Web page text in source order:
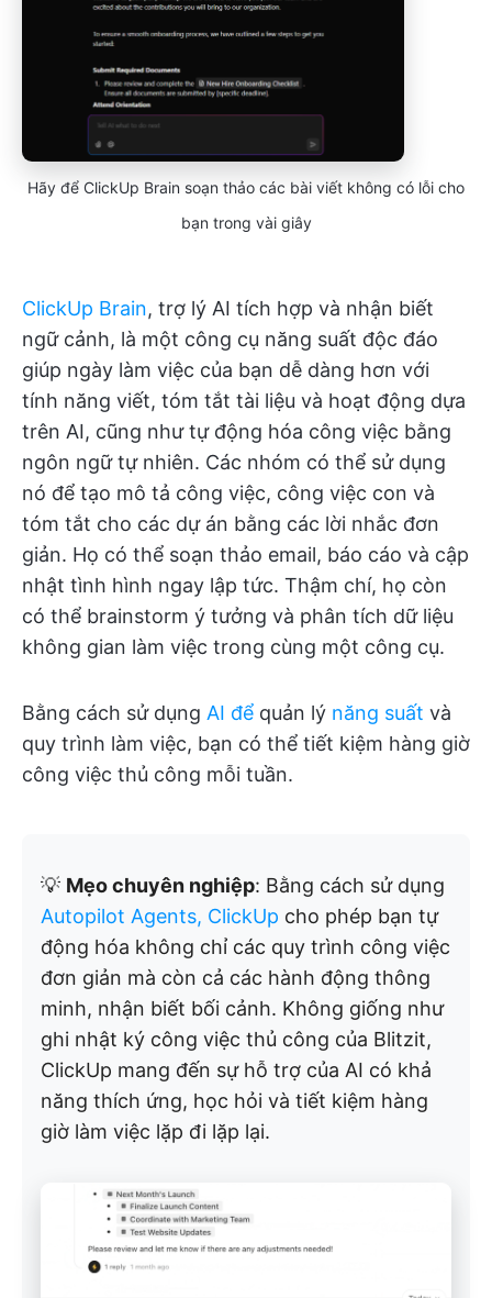
Hãy để ClickUp Brain soạn thảo các bài viết không có lỗi cho
bạn trong vài giây
ClickUp Brain, trợ lý AI tích hợp và nhận biết
ngữ cảnh, là một công cụ năng suất độc đáo
giúp ngày làm việc của bạn dễ dàng hơn với
tính năng viết, tóm tắt tài liệu và hoạt động dựa
trên AI, cũng như tự động hóa công việc bằng
ngôn ngữ tự nhiên. Các nhóm có thể sử dụng
nó để tạo mô tả công việc, công việc con và
tóm tắt cho các dự án bằng các lời nhắc đơn
giản. Họ có thể soạn thảo email, báo cáo và cập
nhật tình hình ngay lập tức. Thậm chí, họ còn
có thể brainstorm ý tưởng và phân tích dữ liệu
không gian làm việc trong cùng một công cụ.
Bằng cách sử dụng AI để quản lý năng suất và
quy trình làm việc, bạn có thể tiết kiệm hàng giờ
công việc thủ công mỗi tuần.
💡 Mẹo chuyên nghiệp: Bằng cách sử dụng
Autopilot Agents, ClickUp cho phép bạn tự
động hóa không chỉ các quy trình công việc
đơn giản mà còn cả các hành động thông
minh, nhận biết bối cảnh. Không giống như
ghi nhật ký công việc thủ công của Blitzit,
ClickUp mang đến sự hỗ trợ của AI có khả
năng thích ứng, học hỏi và tiết kiệm hàng
giờ làm việc lặp đi lặp lại.